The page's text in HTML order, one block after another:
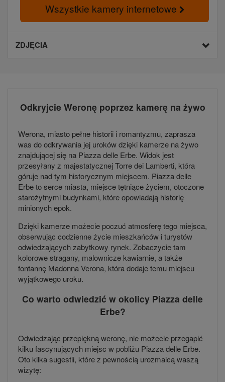
Wszystkie kamery internetowe
ZDJĘCIA
Odkryjcie Weronę poprzez kamerę na żywo
Werona, miasto pełne historii i romantyzmu, zaprasza
was do odkrywania jej uroków dzięki kamerze na żywo
znajdującej się na Piazza delle Erbe. Widok jest
przesyłany z majestatycznej Torre dei Lamberti, która
góruje nad tym historycznym miejscem. Piazza delle
Erbe to serce miasta, miejsce tętniące życiem, otoczone
starożytnymi budynkami, które opowiadają historię
minionych epok.
Dzięki kamerze możecie poczuć atmosferę tego miejsca,
obserwując codzienne życie mieszkańców i turystów
odwiedzających zabytkowy rynek. Zobaczycie tam
kolorowe stragany, malownicze kawiarnie, a także
fontannę Madonna Verona, która dodaje temu miejscu
wyjątkowego uroku.
Co warto odwiedzić w okolicy Piazza delle
Erbe?
Odwiedzając przepiękną weronę, nie możecie przegapić
kilku fascynujących miejsc w pobliżu Piazza delle Erbe.
Oto kilka sugestii, które z pewnością urozmaicą waszą
wizytę: